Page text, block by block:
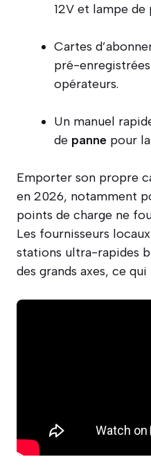
12V et lampe de
Cartes
pré-
opérateurs.
Un manuel
de panne pour la
Emporter son propre
en 2026, notamment
points de charge ne
Les fournisseurs
stations ultra-rapides
des grands axes, ce